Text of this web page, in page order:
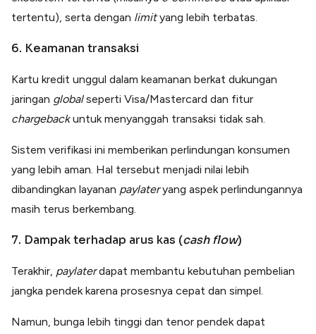
tertentu), serta dengan limityang lebih terbatas.
6. Keamanan transaksi
Kartu kredit unggul dalam keamanan berkat dukungan
jaringan globalseperti Visa/Mastercard dan fitur
chargebackuntuk menyanggah transaksi tidak sah.
Sistem verifikasi ini memberikan perlindungan konsumen
yang lebih aman. Hal tersebut menjadi nilai lebih
dibandingkan layanan paylateryang aspek perlindungannya
masih terus berkembang.
7. Dampak terhadap arus kas (cash flow)
Terakhir, paylaterdapat membantu kebutuhan pembelian
jangka pendek karena prosesnya cepat dan simpel.
Namun, bunga lebih tinggi dan tenor pendek dapat